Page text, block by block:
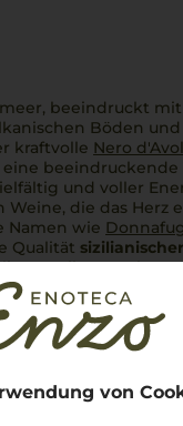
von
beeindruckt
Böden
kraftvolle Nero
eine
und voller
die das Herz
Namen wie
Qualität
– voller